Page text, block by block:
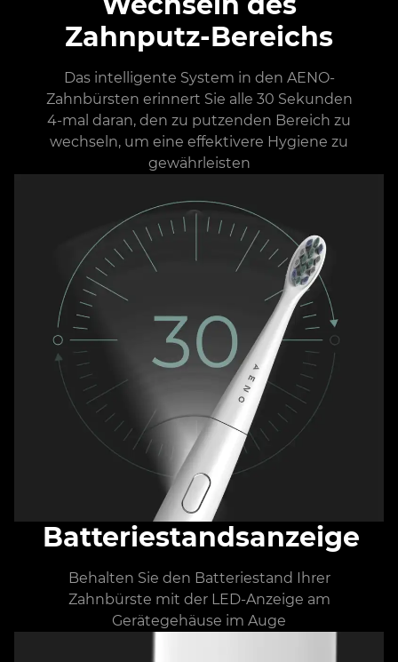
Zahnputz-Bereichs
Das intelligente System in den AENO-
Zahnbürsten erinnert Sie alle 30 Sekunden
4-mal daran, den zu putzenden Bereich zu
wechseln, um eine effektivere Hygiene zu
gewährleisten
Batteriestandsanzeige
Behalten Sie den Batteriestand Ihrer
Zahnbürste mit der LED-Anzeige am
Gerätegehäuse im Auge